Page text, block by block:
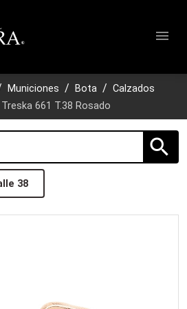
menu
Municiones Bota
Calzados
661 T.38 Rosado
38
search